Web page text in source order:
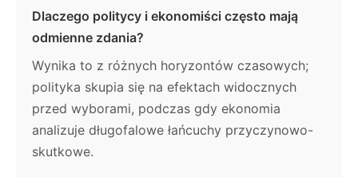
Dlaczego politycy i ekonomiści często mają
odmienne zdania?
Wynika to z różnych horyzontów czasowych;
polityka skupia się na efektach widocznych
przed wyborami, podczas gdy ekonomia
analizuje długofalowe łańcuchy przyczynowo-
skutkowe.